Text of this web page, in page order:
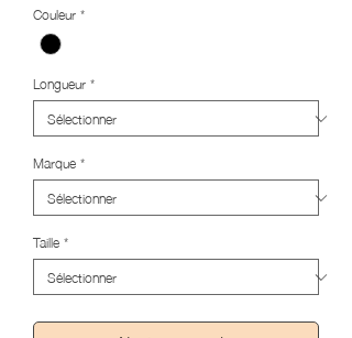
Couleur*
Longueur*
Marque*
Taille*